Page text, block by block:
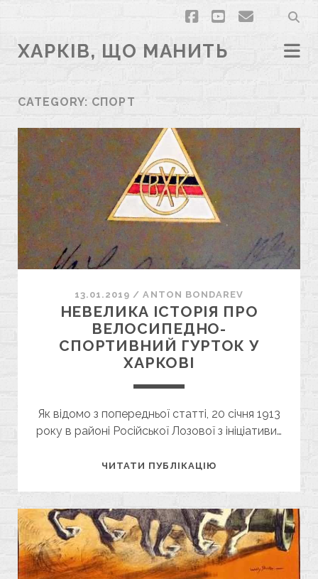
facebook
youtubeemail
ХАРКІВ, ЩО МАНИТЬ
CATEGORY: СПОРТ
13.01.2019 /ANTON BONDAREV
НЕВЕЛИКА ІСТОРІЯ ПРО
ВЕЛОСИПЕДНО-
СПОРТИВНИЙ ГУРТОК У
ХАРКОВІ
Як відомо з попередньої статті, 20 січня 1913
року в районі Російської Лозової з ініціативи…
ЧИТАТИ ПУБЛІКАЦІЮ
ВЕЛОСИПЕДНО-
СПОРТИВНИЙ
ГУРТОК
У